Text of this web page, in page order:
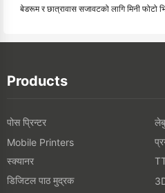
बेडरूम र छात्रावास सजावटको लागि मिनी फोटो
Products
पोस प्रिन्टर
Mobile Printers
स्क्यानर
डिजिटल पाठ मुद्रक